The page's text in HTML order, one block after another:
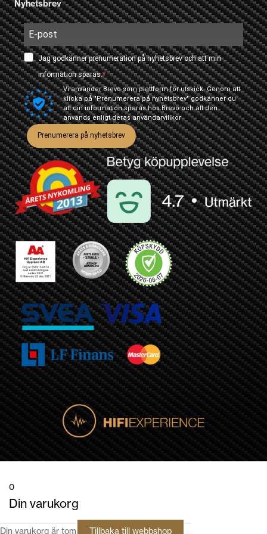
Nyhetsbrev
Jag godkänner prenumeration på nyhetsbrev och att min
information sparas.
Vi använder Brevo som plattform för utskick. Genom att
klicka på "Prenumerera på nyhetsbrev" godkänner du
att din information sparas hos Brevo och att den
används enligt derasanvändarvillkor
Prenumerera på nyhetsbrev
0
Din varukorg
Din varukorg är tom Tillbaka till webbshop